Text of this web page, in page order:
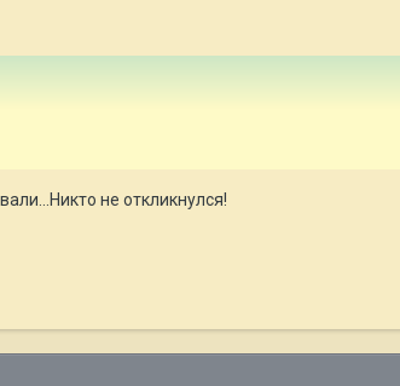
не откликнулся!